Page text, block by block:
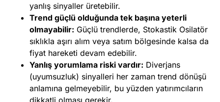
yanlış sinyaller üretebilir.
Trend güçlü olduğunda tek başına yeterli
olmayabilir: Güçlü trendlerde, Stokastik Osilatör
sıklıkla aşırı alım veya satım bölgesinde kalsa da
fiyat hareketi devam edebilir.
Yanlış yorumlama riski vardır: Diverjans
(uyumsuzluk) sinyalleri her zaman trend dönüşü
anlamına gelmeyebilir, bu yüzden yatırımcıların
dikkatli olması gerekir.